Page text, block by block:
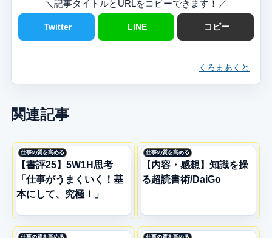
＼記事タイトルとURLをコピーできます！／
Twitter LINE コピー
くろまあくと
関連記事
仕事の質を高める
【書評25】5W1H思考
「仕事がうまくいく！基
本にして、究極！」
仕事の質を高める
【内容・感想】知識を操
る超読書術/DaiGo
仕事の質を高める 仕事の質を高める